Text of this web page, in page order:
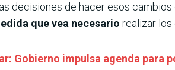
decisiones de hacer esos cambios
que vea necesario realizar
Gobierno impulsa agenda